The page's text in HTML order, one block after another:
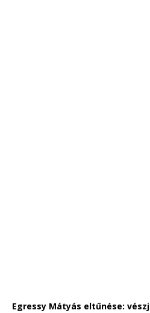
Egressy Mátyás eltűnése: